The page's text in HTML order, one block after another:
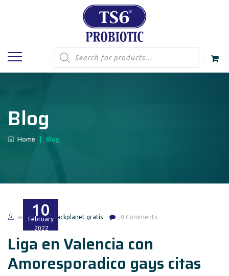
Products
search
Blog
Home Blog
10
February
2022
admin blackplanet gratis 0 Comments
Liga en Valencia con
Amoresporadico gays citas